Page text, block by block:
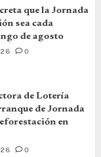
que la Jornada
sea cada
de agosto
0
de Lotería
de Jornada
en
0